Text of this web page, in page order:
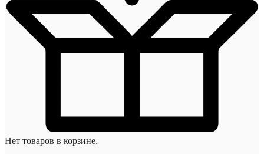
Нет товаров в корзине.